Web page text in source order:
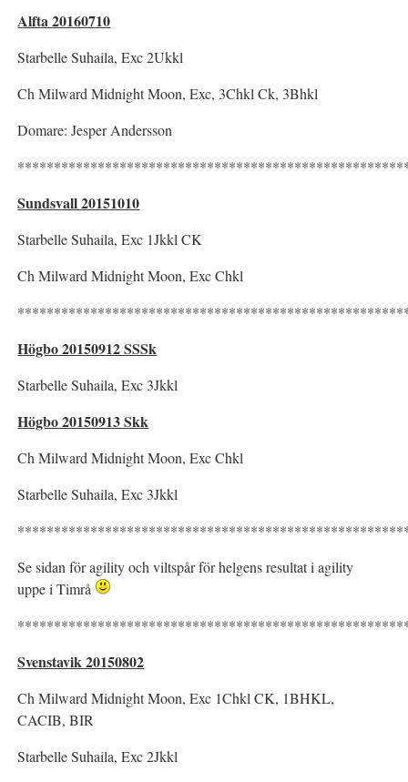
Alfta 20160710
Starbelle Suhaila, Exc 2Ukkl
Ch Milward Midnight Moon, Exc, 3Chkl Ck, 3Bhkl
Domare: Jesper Andersson
Sundsvall 20151010
Starbelle Suhaila, Exc 1Jkkl CK
Ch Milward Midnight Moon, Exc Chkl
Högbo 20150912 SSSk
Starbelle Suhaila, Exc 3Jkkl
Högbo 20150913 Skk
Ch Milward Midnight Moon, Exc Chkl
Starbelle Suhaila, Exc 3Jkkl
Se sidan för agility och viltspår för helgens resultat i agility
uppe i Timrå
Svenstavik 20150802
Ch Milward Midnight Moon, Exc 1Chkl CK, 1BHKL,
CACIB, BIR
Starbelle Suhaila, Exc 2Jkkl